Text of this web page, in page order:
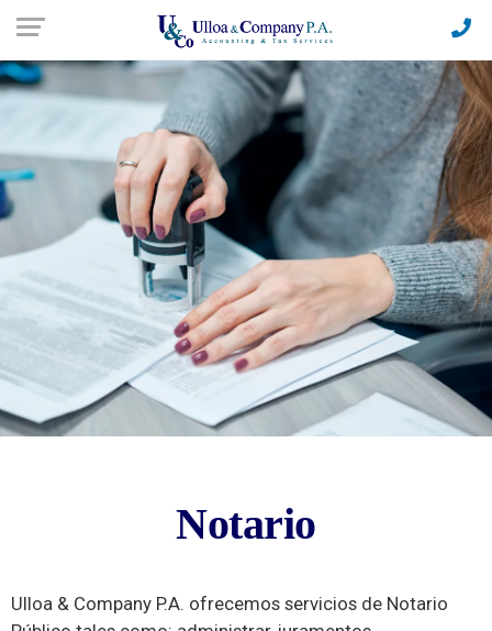
NotariNotario
Ulloa & Company P.A. ofrecemos servicios de Notario